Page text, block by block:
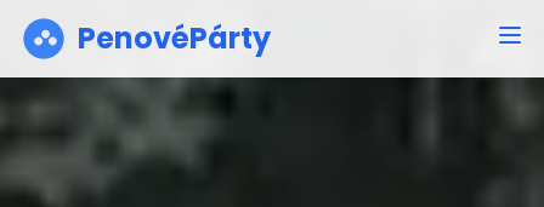
PenovéPárty